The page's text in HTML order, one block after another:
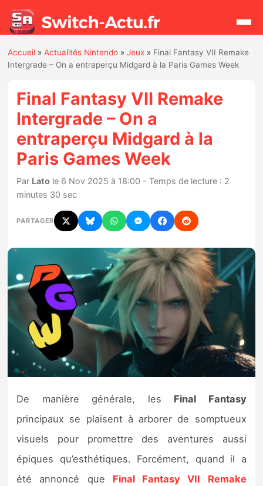
Rechercher
Actualités
Jeux
Hardware
Mises à jour
Chiffres de ventes
Nintendo Direct
Tests et previews
Tests de jeux
Tests d’accessoires
Previews
Précommandes
Accueil »Actualités Nintendo »Jeux » Final Fantasy VII Remake
Intergrade – On a entraperçu Midgard à la Paris Games Week
Final Fantasy VII Remake
Intergrade – On a
entraperçu Midgard à la
Paris Games Week
Par Lato le 6 Nov 2025 à 18:00 - Temps de lecture : 2
minutes 30 sec
PARTAGER
De manière générale, les Final Fantasy
principaux se plaisent à arborer de somptueux
visuels pour promettre des aventures aussi
épiques qu’esthétiques. Forcément, quand il a
été annoncé que Final Fantasy VII Remake